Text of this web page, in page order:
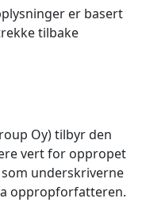
er basert
tilbake
Oy) tilbyr den
vert for oppropet
underskriverne
oppropforfatteren.